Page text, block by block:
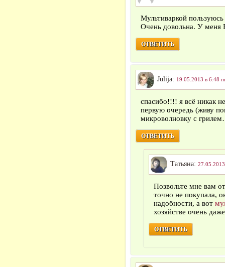
Мультиваркой
Очень довольна. У
ОТВЕТИТЬ
Julija: 19.05.2013 в 6:48
спасибо!!!! я всё никак
первую очередь (живу
микроволновку с
ОТВЕТИТЬ
Татьяна:
Позвольте мне вам
точно не покупала,
надобности, а вот
хозяйстве очень
ОТВЕТИТЬ